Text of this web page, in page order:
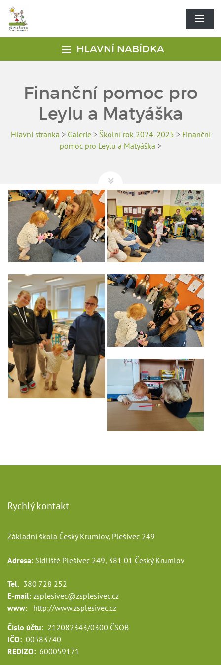
HLAVNÍ NABÍDKA
Finanční pomoc pro
Leylu a Matyáška
Hlavní stránka > Galerie> Školní rok 2024-2025 > Finanční
pomoc pro Leylu a Matyáška >
Rychlý kontakt
Základní škola Český Krumlov, Plešivec 249
Adresa: Sídliště Plešivec 249, 381 01 Český Krumlov
Tel. 380 728 252
E-mail: zsplesivec@zsplesivec.cz
www: http://www.zsplesivec.cz
Číslo účtu: 212082343/0300 ČSOB
IČO: 00583740
REDIZO: 600059171